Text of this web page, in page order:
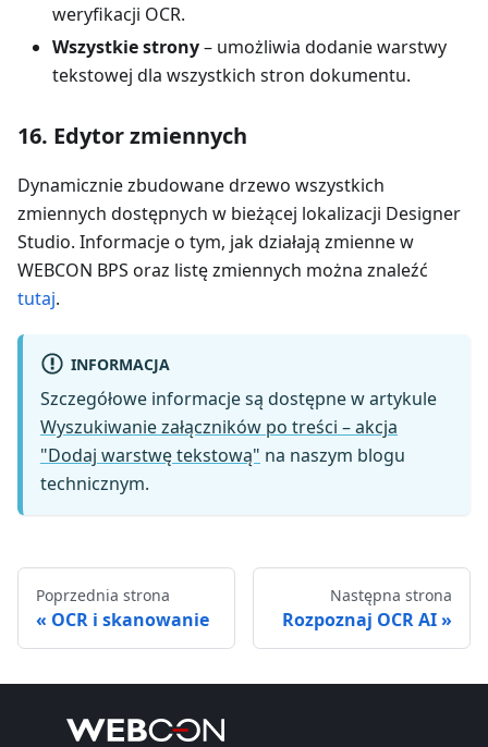
weryfikacji OCR.
Wszystkie strony– umożliwia dodanie warstwy
tekstowej dla wszystkich stron dokumentu.
16. Edytor zmiennych
Dynamicznie zbudowane drzewo wszystkich
zmiennych dostępnych w bieżącej lokalizacji Designer
Studio. Informacje o tym, jak działają zmienne w
WEBCON BPS oraz listę zmiennych można znaleźć
tutaj.
INFORMACJA
Szczegółowe informacje są dostępne w artykule
Wyszukiwanie załączników po treści – akcja
"Dodaj warstwę tekstową" na naszym blogu
technicznym.
Poprzednia strona
OCR i skanowanie
Następna strona
Rozpoznaj OCR AI